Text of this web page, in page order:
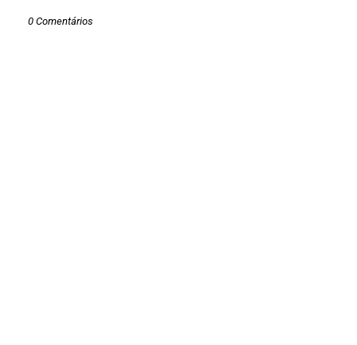
0 Comentários